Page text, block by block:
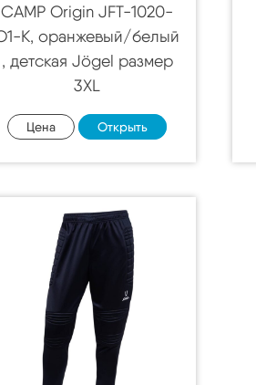
CAMP Origin JFT-1020-
K, оранжевый/белый
, детская Jögel размер
3XL
Цена Открыть